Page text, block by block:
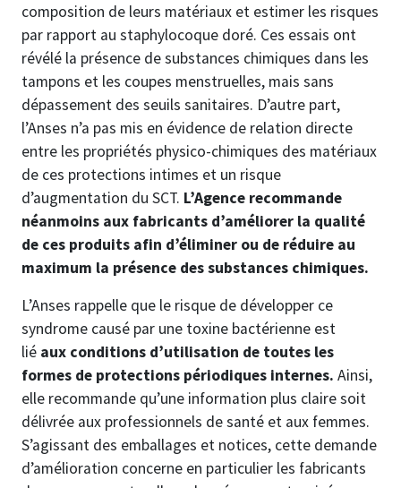
composition de leurs matériaux et estimer les risques
par rapport au staphylocoque doré. Ces essais ont
révélé la présence de substances chimiques dans les
tampons et les coupes menstruelles, mais sans
dépassement des seuils sanitaires. D’autre part,
l’Anses n’a pas mis en évidence de relation directe
entre les propriétés physico-chimiques des matériaux
de ces protections intimes et un risque
d’augmentation du SCT. L’Agence recommande
néanmoins aux fabricants d’améliorer la qualité
de ces produits afin d’éliminer ou de réduire au
maximum la présence des substances chimiques.
L’Anses rappelle que le risque de développer ce
syndrome causé par une toxine bactérienne est
lié aux conditions d’utilisation de toutes les
formes de protections périodiques internes. Ainsi,
elle recommande qu’une information plus claire soit
délivrée aux professionnels de santé et aux femmes.
S’agissant des emballages et notices, cette demande
d’amélioration concerne en particulier les fabricants